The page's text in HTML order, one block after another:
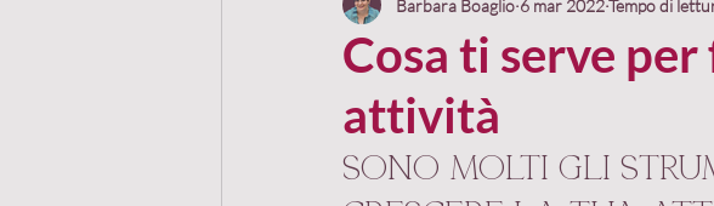
Marketing relazionale Come fare rete
Gestione clienti Alleanze
Cosa ti serve
attività
Barbara Boaglio 6 mar 2022Tempo di
Sono molti gli